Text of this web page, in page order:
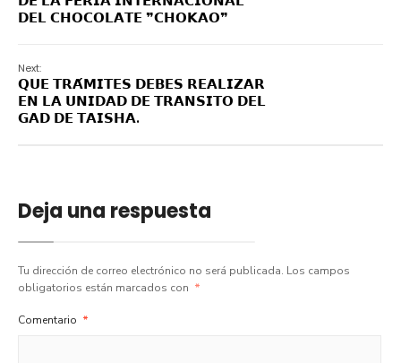
𝗗𝗘𝗟 𝗖𝗛𝗢𝗖𝗢𝗟𝗔𝗧𝗘 ❞𝗖𝗛𝗢𝗞𝗔𝗢❞
Next:
𝗤𝗨𝗘 𝗧𝗥𝗔́𝗠𝗜𝗧𝗘𝗦 𝗗𝗘𝗕𝗘𝗦 𝗥𝗘𝗔𝗟𝗜𝗭𝗔𝗥
𝗘𝗡 𝗟𝗔 𝗨𝗡𝗜𝗗𝗔𝗗 𝗗𝗘 𝗧𝗥𝗔𝗡𝗦𝗜𝗧𝗢 𝗗𝗘𝗟
𝗚𝗔𝗗 𝗗𝗘 𝗧𝗔𝗜𝗦𝗛𝗔.
Deja una respuesta
Tu dirección de correo electrónico no será publicada. Los campos
obligatorios están marcados con *
Comentario *